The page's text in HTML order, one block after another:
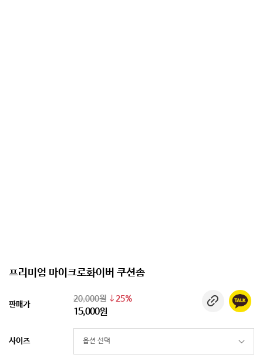
프리미엄 마이크로화이버 쿠션솜
판매가
20,000원 25%
15,000원
사이즈